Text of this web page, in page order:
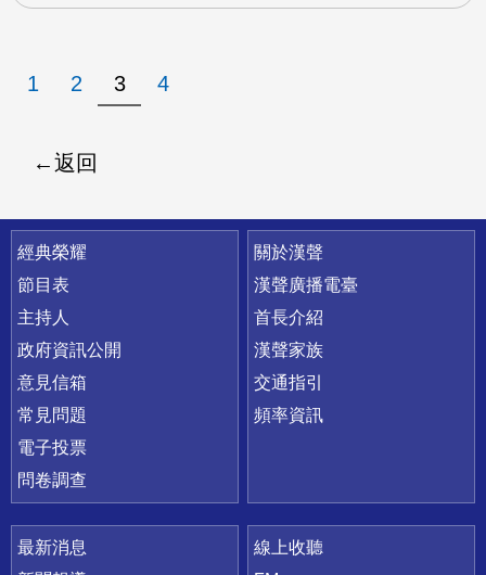
1 2 3 4
返回
快速連結
經典榮耀
節目表
主持人
政府資訊公開
意見信箱
常見問題
電子投票
問卷調查
關於漢聲
漢聲廣播電臺
首長介紹
漢聲家族
交通指引
頻率資訊
最新消息
線上收聽